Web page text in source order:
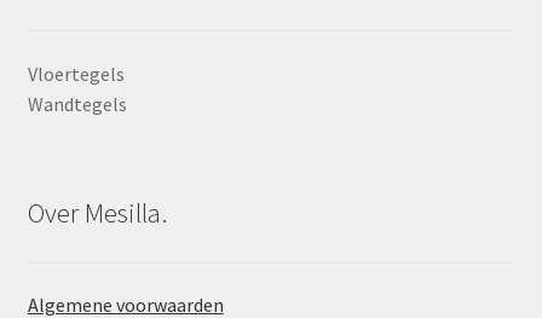
Vloertegels
Wandtegels
Over Mesilla.
Algemene voorwaarden